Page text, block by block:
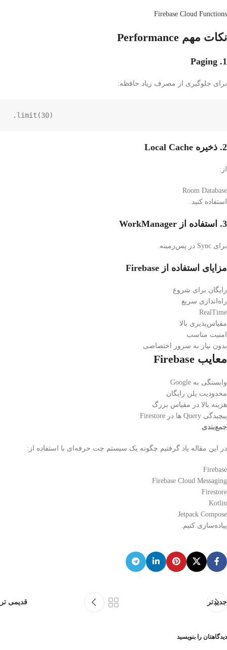
Firebase Cloud Functions
نکات مهم Performance
1. Paging
برای جلوگیری از مصرف زیاد حافظه:
. limit (30)
2. ذخیره Local Cache
از:
Room Database
استفاده کنید.
3. استفاده از WorkManager
برای Sync در پس‌زمینه.
مزایای استفاده از Firebase
رایگان برای شروع
راه‌اندازی سریع
RealTime
مقیاس‌پذیری بالا
امنیت مناسب
بدون نیاز به سرور اختصاصی
معایب Firebase
وابستگی به Google
محدودیت پلن رایگان
هزینه بالا در مقیاس بزرگ
پیچیدگی Query ها در Firestore
جمع‌بندی
در این مقاله یاد گرفتیم چگونه یک سیستم چت حرفه‌ای با استفاده از:
Firebase
Firebase Cloud Messaging
Firestore
Kotlin
Jetpack Compose
پیاده‌سازی کنیم.
جدیدتر قدیمی تر
دیدگاهتان را بنویسید